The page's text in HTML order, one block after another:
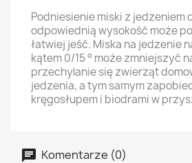
Podniesienie miski z jedzeniem
odpowiednią wysokość może
łatwiej jeść. Miska na jedzenie
kątem 0/15 ° może zmniejszyć
przechylanie się zwierząt
jedzenia, a tym samym
kręgosłupem i biodrami w
Komentarze (0)